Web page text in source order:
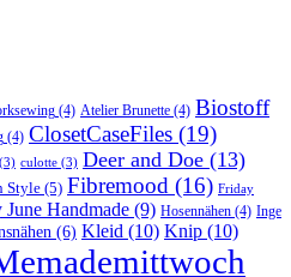
(4) Atelier Brunette (4) Biostoff
(4) ClosetCaseFiles (19)
(3) culotte (3) Deer and Doe (13)
Style (5) Fibremood (16) Friday
June Handmade (9) Hosennähen (4) Inge
(6) Kleid (10) Knip (10)